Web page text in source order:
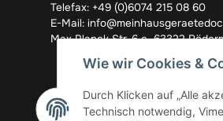
Telefax: +49 (0)6074 215 08 60
E-Mail:
Max Planck Str. 6 c, 63322
Wie wir Cookies &
Durch Klicken auf „Alle
Technisch notwendig,